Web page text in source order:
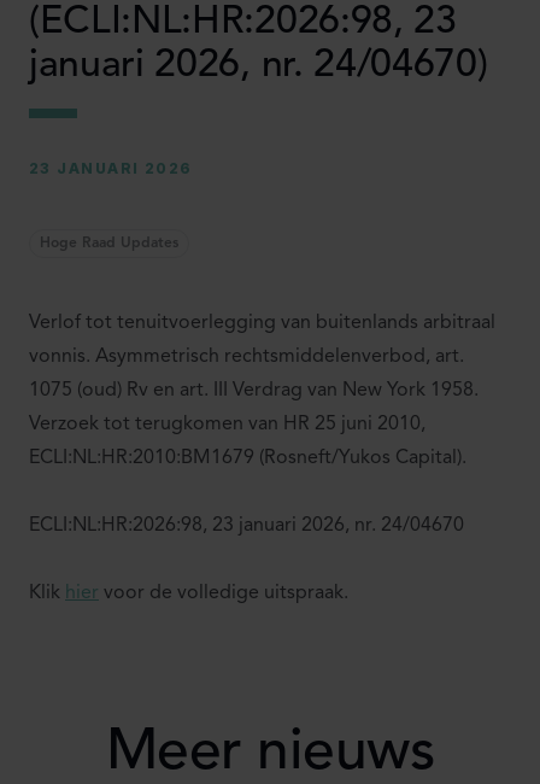
(ECLI:NL:HR:2026:98, 23
januari 2026, nr. 24/04670)
23 JANUARI 2026
Hoge Raad Updates
Verlof tot tenuitvoerlegging van buitenlands arbitraal
vonnis. Asymmetrisch rechtsmiddelenverbod, art.
1075 (oud) Rv en art. III Verdrag van New York 1958.
Verzoek tot terugkomen van HR 25 juni 2010,
ECLI:NL:HR:2010:BM1679 (Rosneft/Yukos Capital).
ECLI:NL:HR:2026:98, 23 januari 2026, nr. 24/04670
Klik hier voor de volledige uitspraak.
Meer nieuws